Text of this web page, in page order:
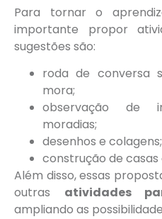
Para tornar o
importante propor
sugestões são:
roda de conversa
mora;
observação de
moradias;
desenhos e colagens;
construção de
Além disso, essas
outras atividades
ampliando as